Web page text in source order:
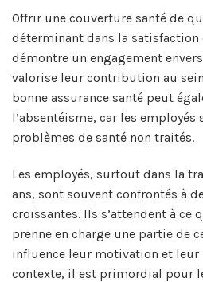
Offrir une couverture santé de
déterminant dans la satisfaction
démontre un engagement
valorise leur contribution au
bonne assurance santé peut
l’absentéisme, car les
problèmes de santé non traités.
Les employés, surtout dans la
ans, sont souvent confrontés à
croissantes. Ils s’attendent à ce
prenne en charge une partie de
influence leur motivation et leur
contexte, il est primordial pour